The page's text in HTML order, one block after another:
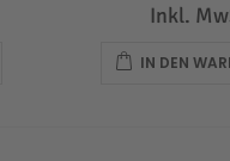
Inkl.
IN DEN